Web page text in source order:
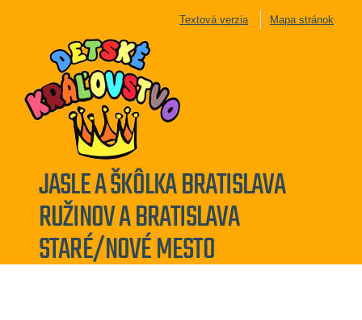
Textová verzia Mapa stránok
JASLE A ŠKÔLKA BRATISLAVA
RUŽINOV A BRATISLAVA
STARÉ/NOVÉ MESTO